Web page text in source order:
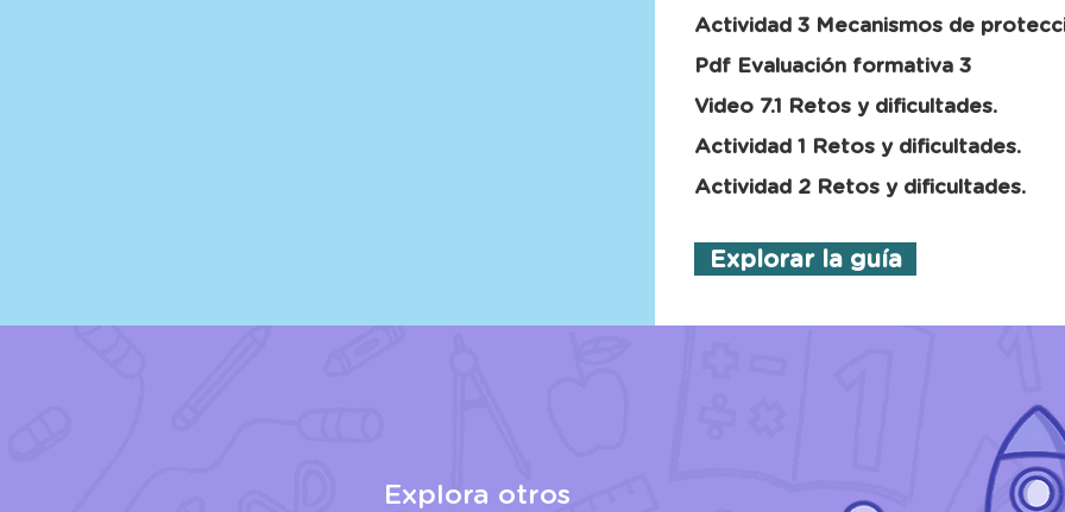
Actividad 3 Mecanismos de
Pdf Evaluación formativa 3
Video 7.1 Retos y dificultades.
Actividad 1 Retos y dificultades.
Actividad 2 Retos y dificultades.
Explorar la guía
Explora otros